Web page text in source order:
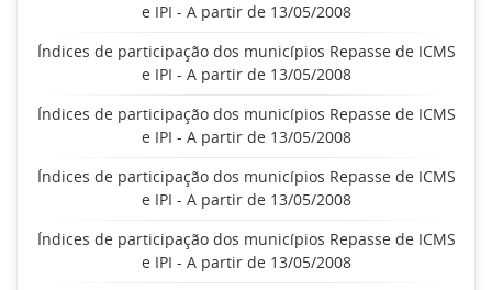
e IPI - A partir de 13/05/2008
Índices de participação dos municípios Repasse de ICMS
e IPI - A partir de 13/05/2008
Índices de participação dos municípios Repasse de ICMS
e IPI - A partir de 13/05/2008
Índices de participação dos municípios Repasse de ICMS
e IPI - A partir de 13/05/2008
Índices de participação dos municípios Repasse de ICMS
e IPI - A partir de 13/05/2008